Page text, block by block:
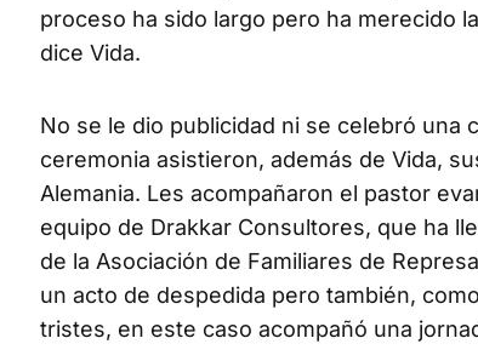
proceso ha sido largo pero ha merecido
dice Vida.
No se le dio publicidad ni se celebró una
ceremonia asistieron, además de Vida,
Alemania. Les acompañaron el pastor
equipo de Drakkar Consultores, que ha
de la Asociación de Familiares de
un acto de despedida pero también,
tristes, en este caso acompañó una